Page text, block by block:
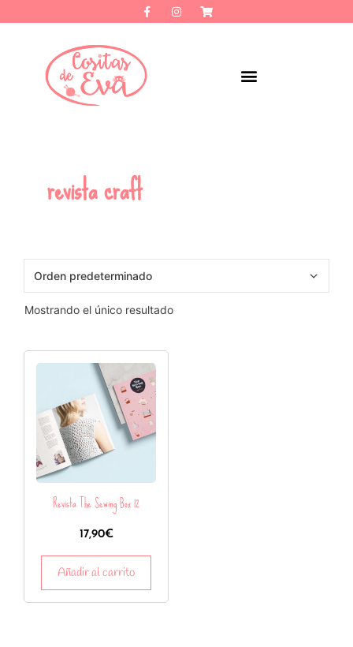
revista craft
Mostrando el único resultado
Revista The Sewing Box 12
17,90€
Añadir al carrito